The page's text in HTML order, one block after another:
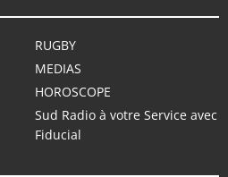
RUGBY
MEDIAS
HOROSCOPE
Sud Radio à votre Service avec
Fiducial